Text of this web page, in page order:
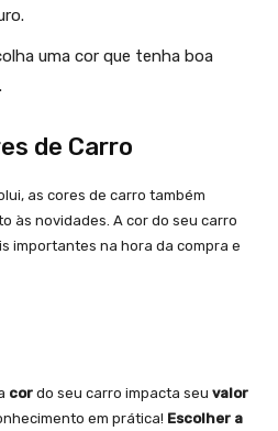
uma cor que tenha boa
de Carro
as cores de carro também
às novidades. A cor do seu carro
importantes na hora da compra e
cor do seu carro impacta seu valor
em prática! Escolher a